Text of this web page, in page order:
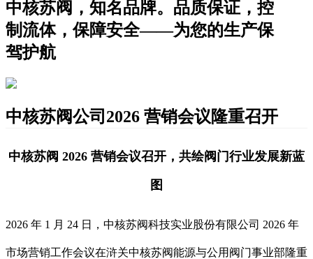
中核苏阀，知名品牌。品质保证，控
制流体，保障安全——为您的生产保
驾护航
中核苏阀公司2026 营销会议隆重召开
中核苏阀 2026 营销会议召开，共绘阀门行业发展新蓝
图
2026 年 1 月 24 日，中核苏阀科技实业股份有限公司 2026 年
市场营销工作会议在浒关中核苏阀能源与公用阀门事业部隆重